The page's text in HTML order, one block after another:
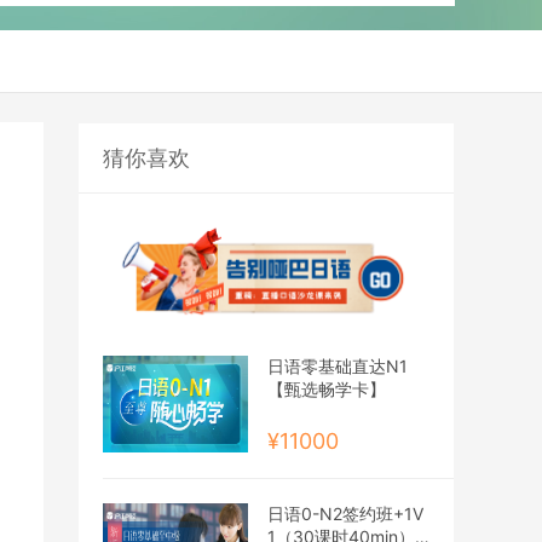
猜你喜欢
日语零基础直达N1
【甄选畅学卡】
¥11000
日语0-N2签约班+1V
1（30课时40min）